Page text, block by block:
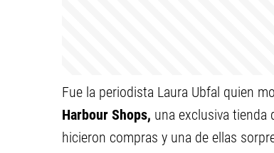
Fue la periodista Laura Ubfal quien
Harbour Shops, una exclusiva
hicieron compras y una de ellas